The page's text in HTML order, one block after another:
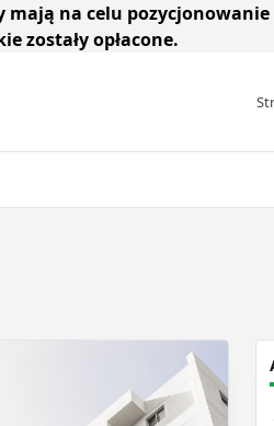
na celu
zostały opłacone.